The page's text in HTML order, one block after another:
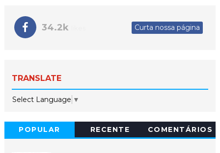
34.2k Curta nossa página
TRANSLATE
Select Language ▼
POPULAR RECENTE COMENTÁRIOS